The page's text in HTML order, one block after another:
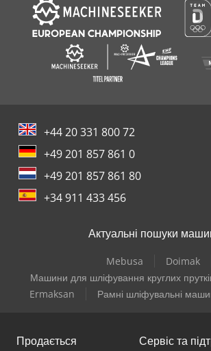
+44 20 331 800 72
+49 201 857 861 0
+49 201 857 861 80
+34 911 433 456
Актуальні пошуки
Mebusa
Doimak
Машини для шліфування круглих
Ermaksan
Рамні шліфувальні
Продається Сервіс та